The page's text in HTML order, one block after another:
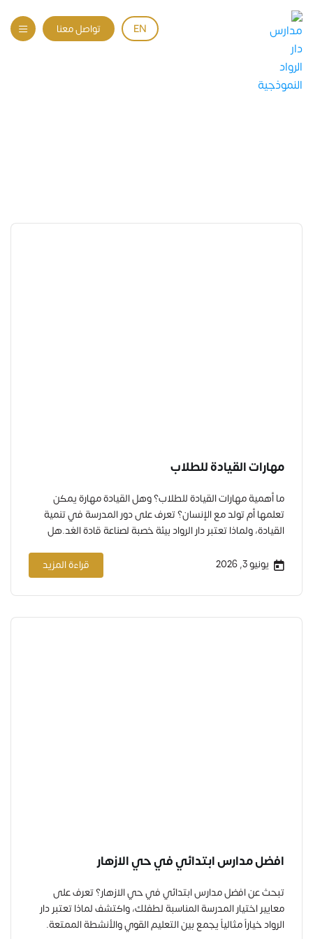
EN تواصل معنا
مهارات القيادة للطلاب
ما أهمية مهارات القيادة للطلاب؟ وهل القيادة مهارة يمكن
تعلمها أم تولد مع الإنسان؟ تعرف على دور المدرسة في تنمية
القيادة، ولماذا تعتبر دار الرواد بيئة خصبة لصناعة قادة الغد.هل
مبكرة في حياتهم المهنية كانوا مشاركين في أنشطة قيادية
يونيو 3, 2026 قراءة المزيد
افضل مدارس ابتدائي في حي الازهار
تبحث عن افضل مدارس ابتدائي في حي الازهار؟ تعرف على
معايير اختيار المدرسة المناسبة لطفلك، واكتشف لماذا تعتبر دار
الرواد خياراً مثالياً يجمع بين التعليم القوي والأنشطة الممتعة.